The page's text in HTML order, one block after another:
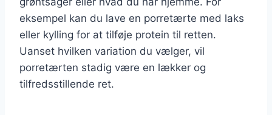
eksempel kan du lave en porretærte med laks
eller kylling for at tilføje protein til retten.
Uanset hvilken variation du vælger, vil
porretærten stadig være en lækker og
tilfredsstillende ret.